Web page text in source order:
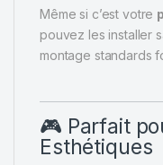
Même si c’est votre
pouvez les installer
montage standards
🎮 Parfait
Esthétiques